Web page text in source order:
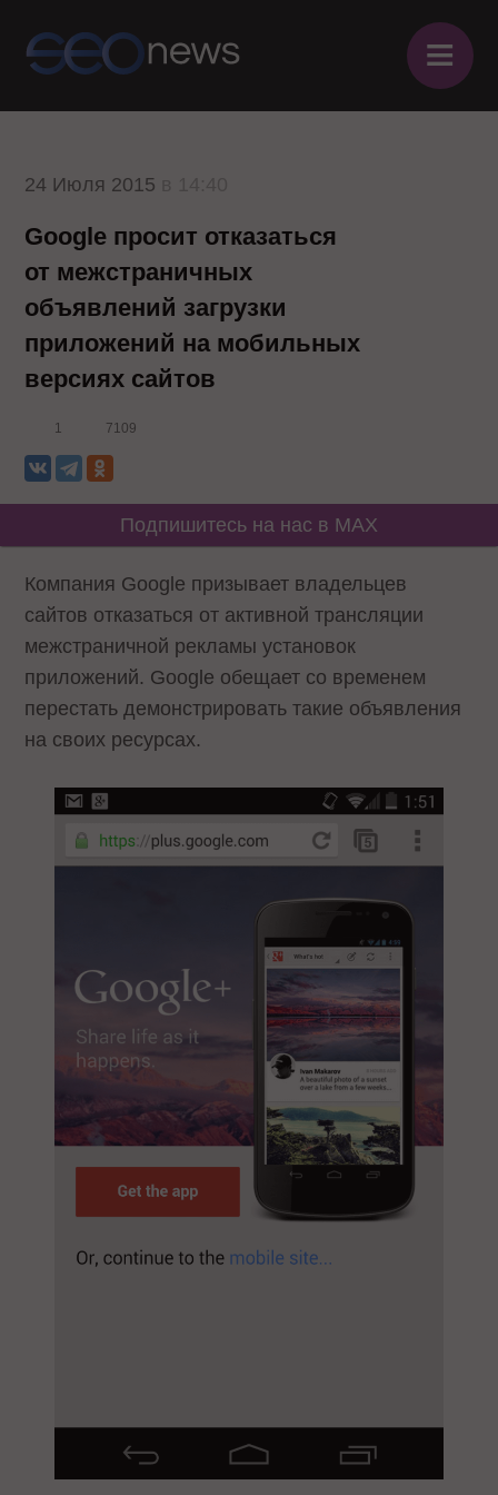
≡
24 Июля 2015
Google просит отказаться
от межстраничных
объявлений загрузки
приложений на мобильных
версиях сайтов
1 7109
Подпишитесь на нас в MAX
Компания Google призывает владельцев
сайтов отказаться от активной трансляции
межстраничной рекламы установок
приложений. Google обещает со временем
перестать демонстрировать такие объявления
на своих ресурсах.